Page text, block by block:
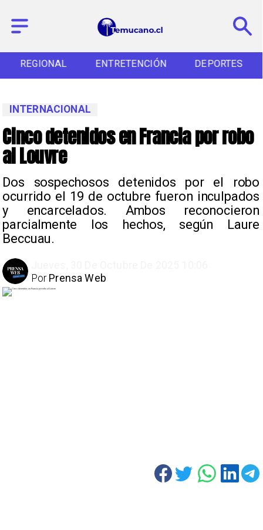
REGIONAL ENTRETENCIÓN DEPORTES
Cinco detenidos en Francia por robo
al Louvre
Dos sospechosos detenidos por el robo
ocurrido el 19 de octubre fueron inculpados
y encarcelados. Ambos reconocieron
parcialmente los hechos, según Laure
Beccuau.
INTERNACIONAL
Prensa Web
Por